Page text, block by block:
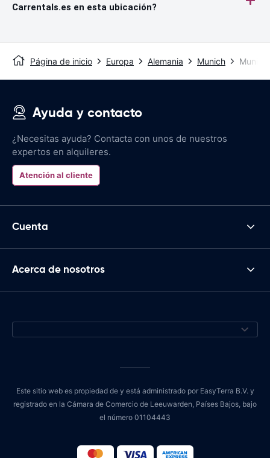
Carrentals.es en esta ubicación?
Página de inicio Europa Alemania Munich
Ayuda y contacto
¿Necesitas ayuda? Contacta con unos de nuestros
expertos en alquileres.
Atención al cliente
Cuenta
Acerca de nosotros
Este sitio web es propiedad de y está administrado por EasyTerra B.V. y
registrado en la Cámara de Comercio de Leeuwarden, Países Bajos, bajo
el número 01104443